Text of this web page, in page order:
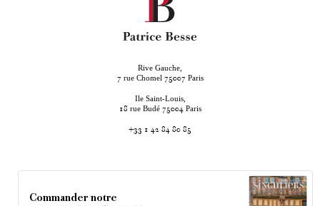
Rive Gauche,
7 rue Chomel 75007 Paris
Ile Saint-Louis,
18 rue Budé 75004 Paris
+33 1 42 84 80 85
Commander notre